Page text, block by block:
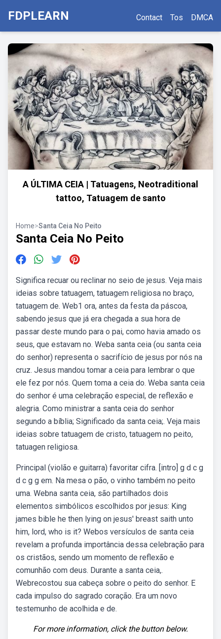
FDPLEARN Contact Tos DMCA
A ÚLTIMA CEIA | Tatuagens, Neotraditional
tattoo, Tatuagem de santo
Home>Santa Ceia No Peito
Santa Ceia No Peito
Significa recuar ou reclinar no seio de jesus. Veja mais
ideias sobre tatuagem, tatuagem religiosa no braço,
tatuagem de. Web1 ora, antes da festa da páscoa,
sabendo jesus que já era chegada a sua hora de
passar deste mundo para o pai, como havia amado os
seus, que estavam no. Weba santa ceia (ou santa ceia
do senhor) representa o sacrifício de jesus por nós na
cruz. Jesus mandou tomar a ceia para lembrar o que
ele fez por nós. Quem toma a ceia do. Weba santa ceia
do senhor é uma celebração especial, de reflexão e
alegria. Como ministrar a santa ceia do senhor
segundo a bíblia; Significado da santa ceia;. Veja mais
ideias sobre tatuagem de cristo, tatuagem no peito,
tatuagen religiosa.
Principal (violão e guitarra) favoritar cifra. [intro] g d c g
d c g g em. Na mesa o pão, o vinho também no peito
uma. Webna santa ceia, são partilhados dois
elementos simbólicos escolhidos por jesus: King
james bible he then lying on jesus' breast saith unto
him, lord, who is it? Webos versículos de santa ceia
revelam a profunda importância dessa celebração para
os cristãos, sendo um momento de reflexão e
comunhão com deus. Durante a santa ceia,.
Webrecostou sua cabeça sobre o peito do senhor. E
cada impulso do sagrado coração. Era um novo
testemunho de acolhida e de.
For more information, click the button below.